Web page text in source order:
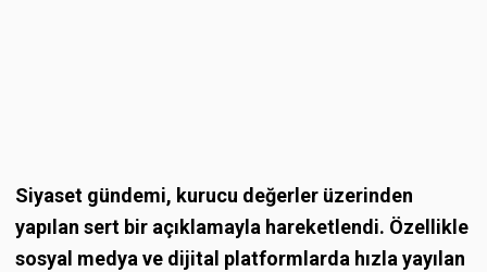
Siyaset gündemi, kurucu değerler üzerinden
yapılan sert bir açıklamayla hareketlendi. Özellikle
sosyal medya ve dijital platformlarda hızla yayılan